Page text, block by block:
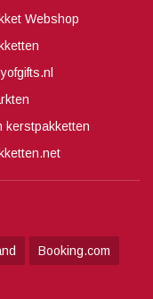
Webshop
kerstpakketten
Booking.com